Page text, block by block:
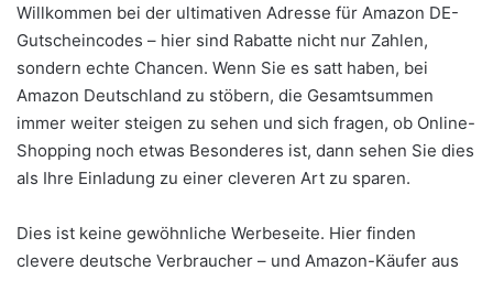
Willkommen bei der ultimativen Adresse für Amazon DE-
Gutscheincodes – hier sind Rabatte nicht nur Zahlen,
sondern echte Chancen. Wenn Sie es satt haben, bei
Amazon Deutschland zu stöbern, die Gesamtsummen
immer weiter steigen zu sehen und sich fragen, ob Online-
Shopping noch etwas Besonderes ist, dann sehen Sie dies
als Ihre Einladung zu einer cleveren Art zu sparen.
Dies ist keine gewöhnliche Werbeseite. Hier finden
clevere deutsche Verbraucher – und Amazon-Käufer aus